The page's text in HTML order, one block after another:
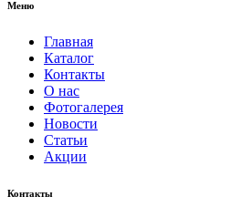
Меню
Главная
Каталог
Контакты
О нас
Фотогалерея
Новости
Статьи
Акции
Контакты